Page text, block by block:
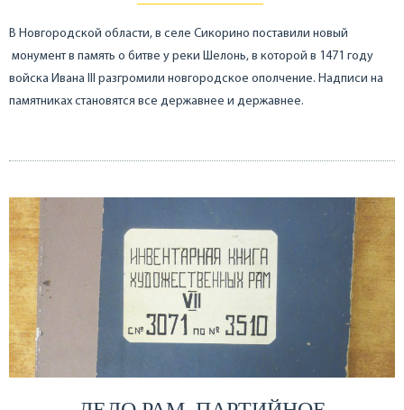
В Новгородской области, в селе Сикорино поставили новый
монумент в память о битве у реки Шелонь, в которой в 1471 году
войска Ивана III разгромили новгородское ополчение. Надписи на
памятниках становятся все державнее и державнее.